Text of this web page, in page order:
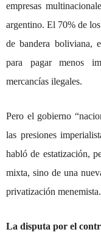
empresas
argentino. El 70% de
de bandera boliviana,
para pagar menos
mercancías ilegales.
Pero el gobierno
las presiones
habló de estatización,
mixta, sino de una
privatización menemista.
La disputa por el